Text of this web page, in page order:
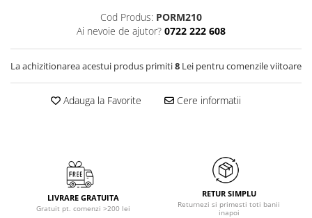
Cod Produs: PORM210
Ai nevoie de ajutor? 0722 222 608
La achizitionarea acestui produs primiti8 Lei pentru comenzile viitoare
Adauga la Favorite Cere informatii
LIVRARE GRATUITA
Gratuit pt. comenzi >200 lei
RETUR SIMPLU
Returnezi si primesti toti banii
inapoi